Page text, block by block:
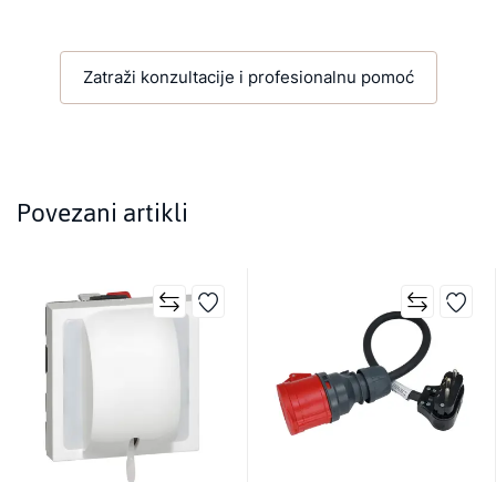
Zatraži konzultacije i profesionalnu pomoć
Povezani artikli